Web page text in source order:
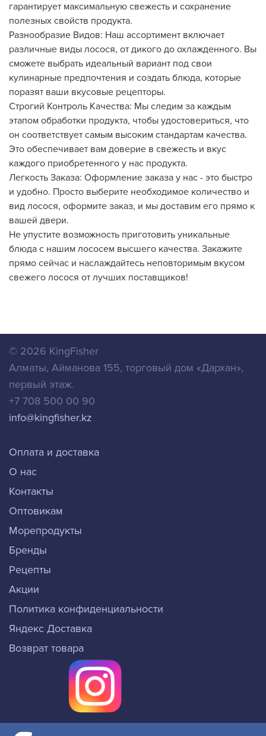
гарантирует максимальную свежесть и сохранение
полезных свойств продукта.
Разнообразие Видов: Наш ассортимент включает
различные виды лосося, от дикого до охлажденного. Вы
сможете выбрать идеальный вариант под свои
кулинарные предпочтения и создать блюда, которые
поразят ваши вкусовые рецепторы.
Строгий Контроль Качества: Мы следим за каждым
этапом обработки продукта, чтобы удостовериться, что
он соответствует самым высоким стандартам качества.
Это обеспечивает вам доверие в свежесть и вкус
каждого приобретенного у нас продукта.
Легкость Заказа: Оформление заказа у нас - это быстро
и удобно. Просто выберите необходимое количество и
вид лосося, оформите заказ, и мы доставим его прямо к
вашей двери.
Не упустите возможность приготовить уникальные
блюда с нашим лососем высшего качества. Закажите
прямо сейчас и наслаждайтесь неповторимым вкусом
свежего лосося от лучших поставщиков!
© 2026 KingFisher
Алматы, Айманова 155, торговый дом «Дархан»,
первый этаж.
+7 708 500 00 90
info@kingfisher.kz
Оплата и доставка
О нас
Контакты
Оптовикам
Морепродукты
Бренды
Рецепты
Акции
Политика конфиденциальности
Яндекс Доставка
Возврат товара